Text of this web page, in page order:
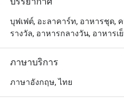
วาฬกลางกรุง คือร้านบุฟเฟต์ซีฟู้ด
ArounD Lifestyle Station (ปั๊ม ป
เดินทางสะดวก บรรยากาศเป็นกัน
ร้านขึ้นชื่อเรื่องความสดของวัตถุ
เด้งสด, ปลาหิมะนึ่งซีอิ๊ว, และเมนู
บุฟเฟต์, อะลาคาร์ท, อาหารชุด,
รางวัล, อาหารกลางวัน, อาหารเ
ภาษาบริการ
ภาษาอังกฤษ, ไทย